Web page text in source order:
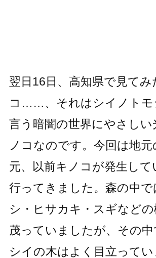
翌日16日、高知県で見てみ
コ……、それはシイノトモ
言う暗闇の世界にやさしい
ノコなのです。今回は地元
元、以前キノコが発生して
行ってきました。森の中で
シ・ヒサカキ・スギなど
茂っていましたが、その
シイの木はよく目立って